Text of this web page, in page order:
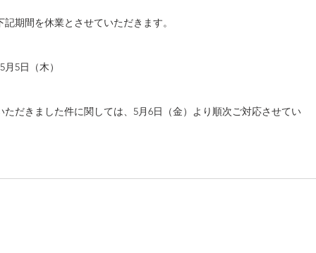
期間を休業とさせていただきます。
5日（木）
だきました件に関しては、5月6日（金）より順次ご対応させてい